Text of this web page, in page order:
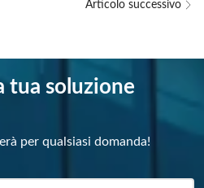
Articolo successivo
tua soluzione
per qualsiasi domanda!